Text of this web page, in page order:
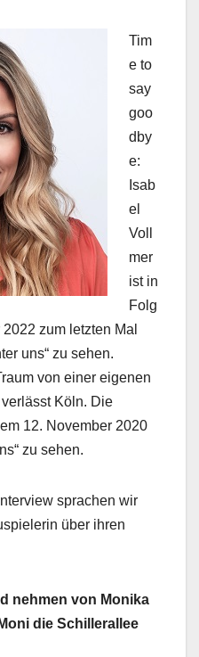
Tim
e to
say
goo
dby
e:
Isab
el
Voll
mer
ist in
Folg
zum letzten Mal
uns“ zu sehen.
von einer eigenen
Köln. Die
12. November 2020
zu sehen.
sprachen wir
über ihren
nehmen von Monika
die Schillerallee